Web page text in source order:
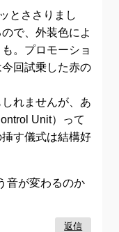
とささりまし
で、外装色によ
。プロモーショ
回試乗した赤の
れませんが、あ
Unit）って
す儀式は結構好
音が変わるのか
返信